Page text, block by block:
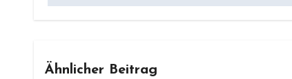
Ähnlicher Beitrag